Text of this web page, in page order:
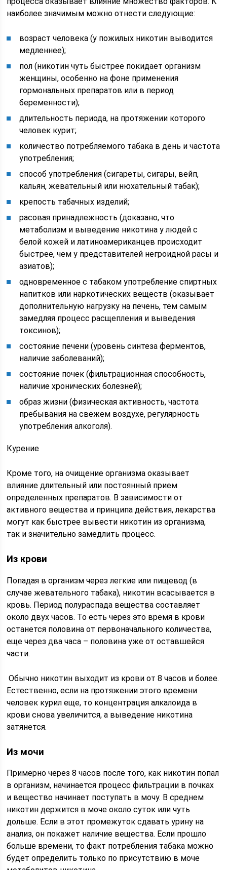
наиболее значимым можно отнести следующие:
возраст человека (у пожилых никотин выводится
медленнее);
пол (никотин чуть быстрее покидает организм
женщины, особенно на фоне применения
гормональных препаратов или в период
беременности);
длительность периода, на протяжении которого
человек курит;
количество потребляемого табака в день и частота
употребления;
способ употребления (сигареты, сигары, вейп,
кальян, жевательный или нюхательный табак);
крепость табачных изделий;
расовая принадлежность (доказано, что
метаболизм и выведение никотина у людей с
белой кожей и латиноамериканцев происходит
быстрее, чем у представителей негроидной расы и
азиатов);
одновременное с табаком употребление спиртных
напитков или наркотических веществ (оказывает
дополнительную нагрузку на печень, тем самым
замедляя процесс расщепления и выведения
токсинов);
состояние печени (уровень синтеза ферментов,
наличие заболеваний);
состояние почек (фильтрационная способность,
наличие хронических болезней);
образ жизни (физическая активность, частота
пребывания на свежем воздухе, регулярность
употребления алкоголя).
Курение
Кроме того, на очищение организма оказывает
влияние длительный или постоянный прием
определенных препаратов. В зависимости от
активного вещества и принципа действия, лекарства
могут как быстрее вывести никотин из организма,
так и значительно замедлить процесс.
Из крови
Попадая в организм через легкие или пищевод (в
случае жевательного табака), никотин всасывается в
кровь. Период полураспада вещества составляет
около двух часов. То есть через это время в крови
останется половина от первоначального количества,
еще через два часа – половина уже от оставшейся
части.
Обычно никотин выходит из крови от 8 часов и более.
Естественно, если на протяжении этого времени
человек курил еще, то концентрация алкалоида в
крови снова увеличится, а выведение никотина
затянется.
Из мочи
Примерно через 8 часов после того, как никотин попал
в организм, начинается процесс фильтрации в почках
и вещество начинает поступать в мочу. В среднем
никотин держится в моче около суток или чуть
дольше. Если в этот промежуток сдавать урину на
анализ, он покажет наличие вещества. Если прошло
больше времени, то факт потребления табака можно
будет определить только по присутствию в моче